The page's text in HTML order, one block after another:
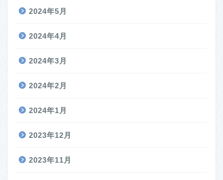
2024年5月
2024年4月
2024年3月
2024年2月
2024年1月
2023年12月
2023年11月